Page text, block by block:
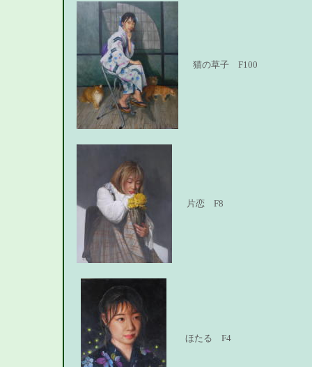
猫の草子 F100
片恋 F8
ほたる F4